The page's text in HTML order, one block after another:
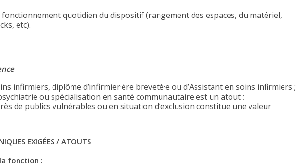
quotidien du dispositif (rangement des espaces, du matériel,
etc).
infirmiers, diplôme d’infirmier·ère breveté·e ou d’Assistant en soins infirmiers ;
ou spécialisation en santé communautaire est un atout ;
de publics vulnérables ou en situation d’exclusion constitue une valeur
EXIGÉES / ATOUTS
fonction :